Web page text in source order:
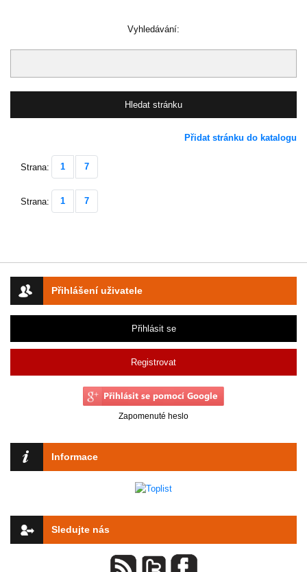
Přihlášení uživatele
Přihlásit se
Registrovat
Zapomenuté heslo
Informace
Sledujte nás
Vyhledávání:
Přidat stránku do katalogu
Strana: 1 7
Strana: 1 7